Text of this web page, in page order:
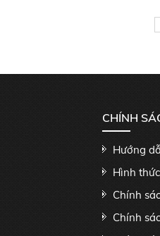
CHÍNH
Hướng
Hình
Chính
Chính